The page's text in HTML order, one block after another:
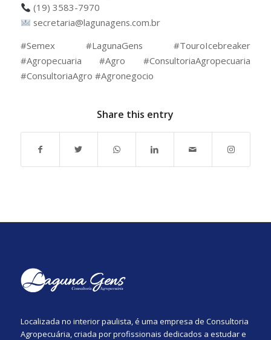
(19) 3583-7970
secretaria@lagunagens.com.br
#Semex #LagunaGens #TouroIcebreaker
#Agropecuaria #Agro #ConsultoriaAgropecuaria
#ConsultoriaAgro #Agronegocio
Share this entry
Localizada no interior paulista, é uma empresa de Consultoria
Agropecuária, criada por profissionais dedicados a estudar e